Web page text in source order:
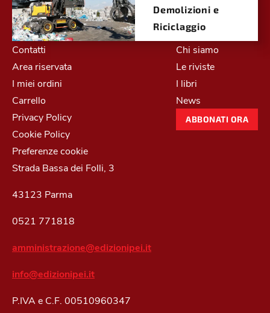
Demolizioni e
Riciclaggio
Contatti
Area riservata
I miei ordini
Carrello
Privacy Policy
Cookie Policy
Preferenze cookie
Chi siamo
Le riviste
I libri
News
ABBONATI ORA
Strada Bassa dei Folli, 3
43123 Parma
0521 771818
amministrazione@edizionipei.it
info@edizionipei.it
P.IVA e C.F. 00510960347